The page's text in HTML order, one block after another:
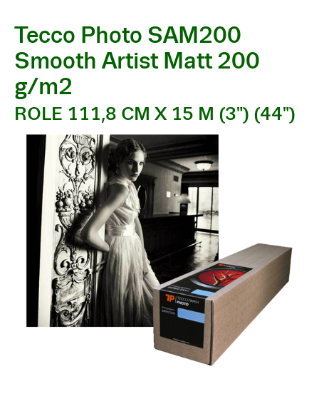
Tecco Photo SAM200
Smooth Artist Matt 200
g/m2
ROLE 111,8 CM X 15 M (3") (44")